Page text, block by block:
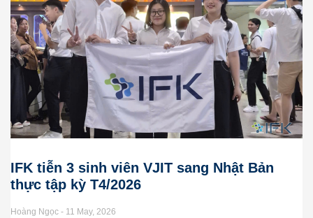
IFK tiễn 3 sinh viên VJIT sang Nhật Bản
thực tập kỳ T4/2026
Hoàng Ngọc 11 May, 2026